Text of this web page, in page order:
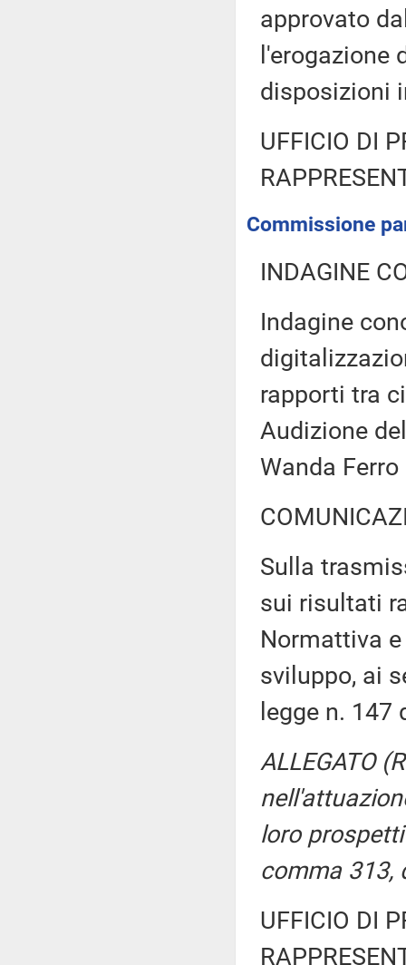
approvato
l'erogazione
disposizioni
UFFICIO DI
Commissione
INDAGINE
Indagine
rapporti tra
Audizione
Wanda Ferro
Sulla
sui risultati
Normattiva
sviluppo, ai
legge n. 147
ALLEGATO
loro
comma 313,
UFFICIO DI